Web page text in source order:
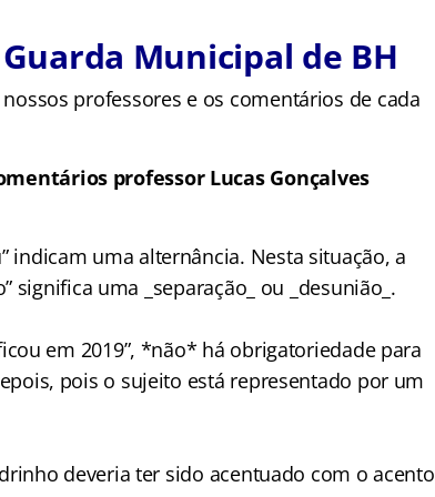
Municipal de BH
professores e os comentários de cada
professor Lucas Gonçalves
indicam uma alternância. Nesta situação, a
significa uma _separação_ ou _desunião_.
em 2019”, *não* há obrigatoriedade para
pois o sujeito está representado por um
deveria ter sido acentuado com o acento